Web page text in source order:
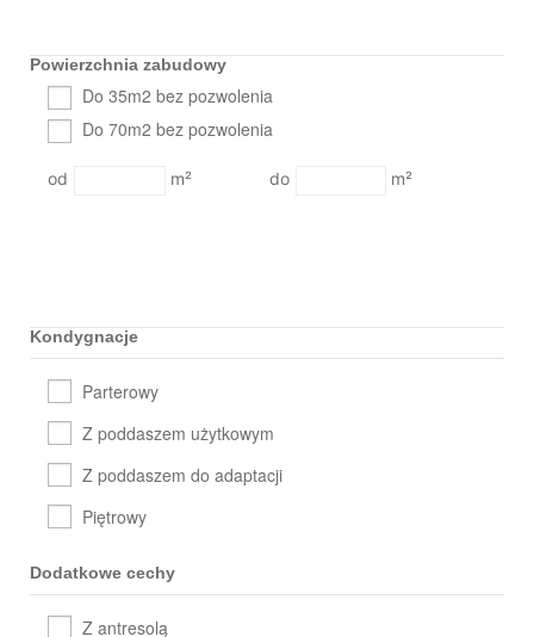
Powierzchnia zabudowy
Do 35m2 bez pozwolenia
Do 70m2 bez pozwolenia
m² m²
Kondygnacje
Parterowy
Piętrowy
Z poddaszem do adaptacji
Z poddaszem użytkowym
Dodatkowe cechy
Z antresolą